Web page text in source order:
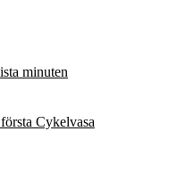
minuten
Cykelvasa